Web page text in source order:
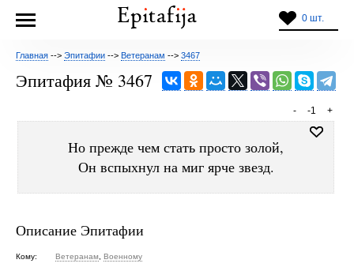
0 шт.
Главная --> Эпитафии --> Ветеранам --> 3467
Эпитафия № 3467
+
-1
-
Но прежде чем стать просто золой,
Он вспыхнул на миг ярче звезд.
Описание Эпитафии
Кому: Ветеранам Военному